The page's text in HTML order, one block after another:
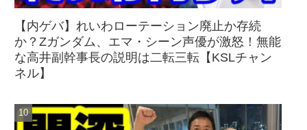
【内ゲバ】れいわローテーション廃止か存続
か？Zガンダム、エマ・シーン声優が激怒！無能
な高井副幹事長の説明は二転三転【KSLチャン
ネル】